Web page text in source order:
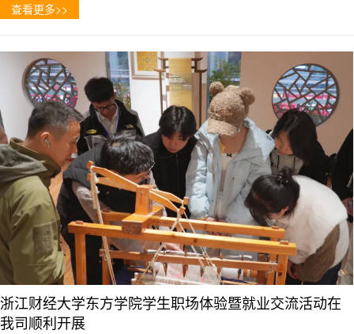
查看更多>>
浙江财经大学东方学院学生职场体验暨就业交流活动在
我司顺利开展